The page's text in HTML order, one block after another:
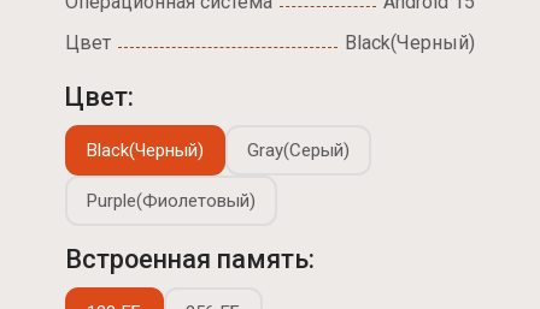
Цвет
Black(Черный)
Цвет:
Black(Черный) Gray(Серый)
Purple(Фиолетовый)
Встроенная память: